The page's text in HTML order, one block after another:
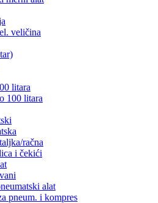
veličina
litara
100 litara
račna
i čekići
alat
pneum. i kompres